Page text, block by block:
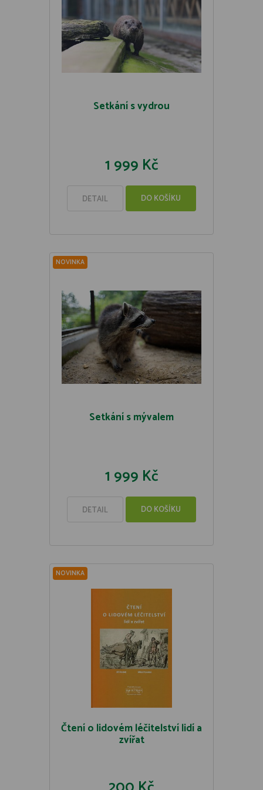
Setkání s vydrou
1 999 Kč
DETAIL DO KOŠÍKU
NOVINKA
Setkání s mývalem
1 999 Kč
DETAIL DO KOŠÍKU
NOVINKA
Čtení o lidovém léčitelství lidí a
zvířat